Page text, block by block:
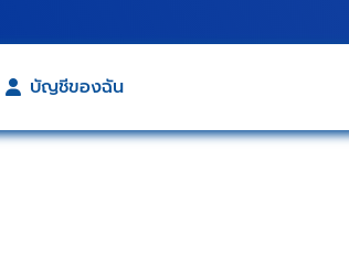
บัญชีของฉัน